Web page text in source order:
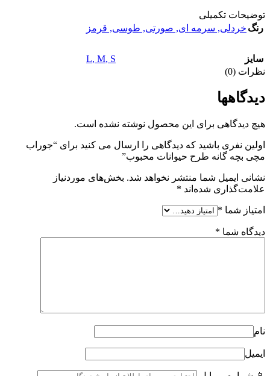
توضیحات تکمیلی
رنگ خردلی, سرمه ای, صورتی, طوسی, قرمز
سایز L, M, S
نظرات (0)
دیدگاهها
هیچ دیدگاهی برای این محصول نوشته نشده است.
اولین نفری باشید که دیدگاهی را ارسال می کنید برای “جوراب
مچی بچه گانه طرح حیوانات محبوب”
نشانی ایمیل شما منتشر نخواهد شد. بخش‌های موردنیاز
علامت‌گذاری شده‌اند *
امتیاز شما *
دیدگاه شما *
نام
ایمیل